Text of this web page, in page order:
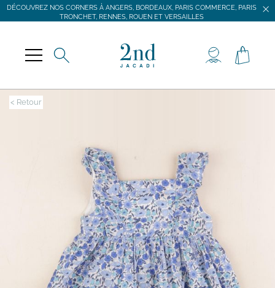
DÉCOUVREZ NOS CORNERS À ANGERS, BORDEAUX, PARIS COMMERCE, PARIS
TRONCHET, RENNES, ROUEN ET VERSAILLES
DÉCOUVREZ NOS CORNERS À ANGERS, BORDEAUX, PARIS COMMERCE, PARIS
TRONCHET, RENNES, ROUEN ET VERSAILLES
< Retour